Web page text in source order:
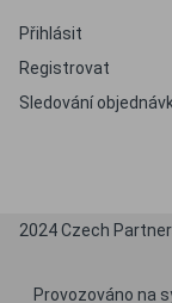
Přihlásit
Registrovat
Sledování
2024 Czech
Provozováno na